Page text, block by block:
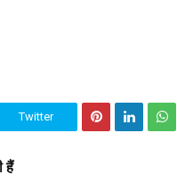
Twitter
हैं